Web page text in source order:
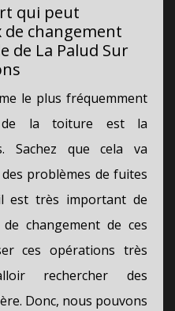
qui peut
changement
de La Palud Sur
le plus fréquemment
de la toiture est la
Sachez que cela va
problèmes de fuites
est très important de
changement de ces
ces opérations très
rechercher des
Donc, nous pouvons